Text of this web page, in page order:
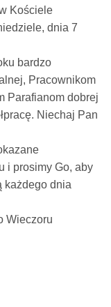
Kościele
dnia 7
bardzo
Pracownikom
Parafianom dobrej
Niechaj Pan
i prosimy Go, aby
każdego dnia
Wieczoru